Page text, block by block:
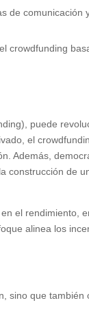
de comunicación
crowdfunding
puede
el
Además,
construcción de
el rendimiento,
alinea los
sino que también